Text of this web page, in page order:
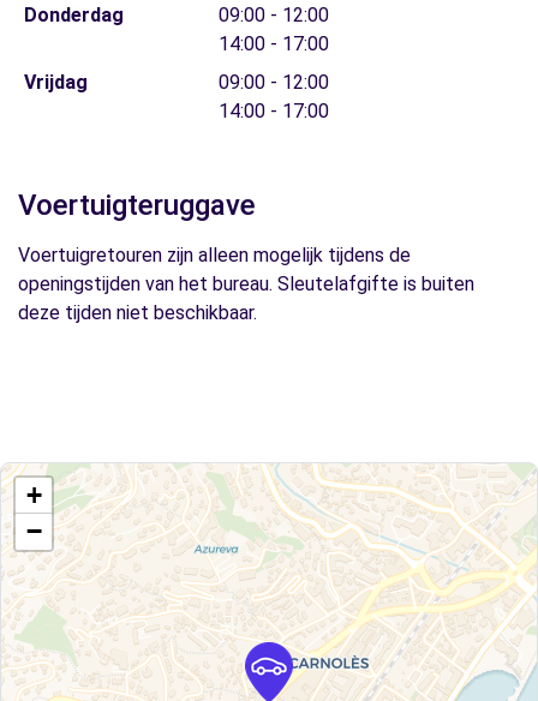
Donderdag
09:00 - 12:00
14:00 - 17:00
Vrijdag
09:00 - 12:00
14:00 - 17:00
Voertuigteruggave
Voertuigretouren zijn alleen mogelijk tijdens de
openingstijden van het bureau. Sleutelafgifte is buiten
deze tijden niet beschikbaar.
+
−